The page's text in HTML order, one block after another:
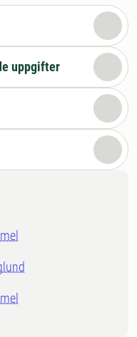
uppgifter